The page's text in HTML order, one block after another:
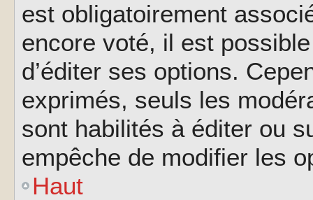
est obligatoirement
encore voté, il est
d’éditer ses options.
exprimés, seuls les
sont habilités à éditer ou
empêche de modifier les
Haut